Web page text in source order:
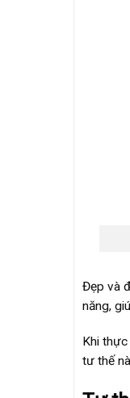
Đẹp và
năng,
Khi
tư thế